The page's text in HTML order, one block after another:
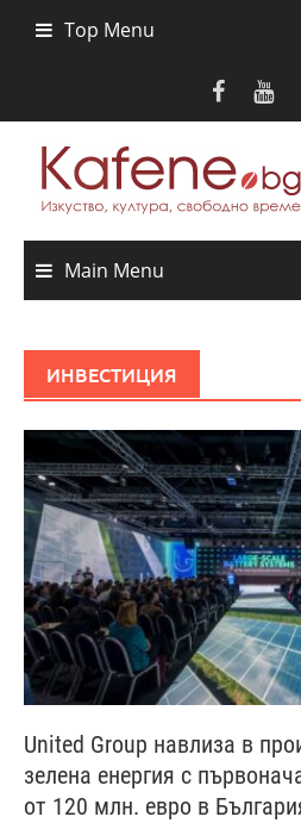
Top Menu
Main Menu
ИНВЕСТИЦИЯ
United Group навлиза в
зелена енергия с
от 120 млн. евро в